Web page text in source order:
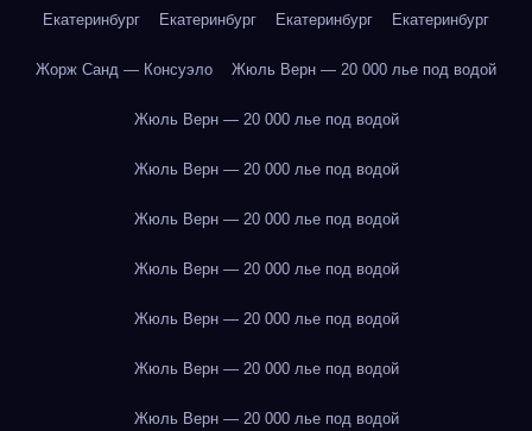
Екатеринбург Екатеринбург Екатеринбург Екатеринбург
Жорж Санд — Консуэло Жюль Верн — 20 000 лье под водой
Жюль Верн — 20 000 лье под водой
Жюль Верн — 20 000 лье под водой
Жюль Верн — 20 000 лье под водой
Жюль Верн — 20 000 лье под водой
Жюль Верн — 20 000 лье под водой
Жюль Верн — 20 000 лье под водой
Жюль Верн — 20 000 лье под водой